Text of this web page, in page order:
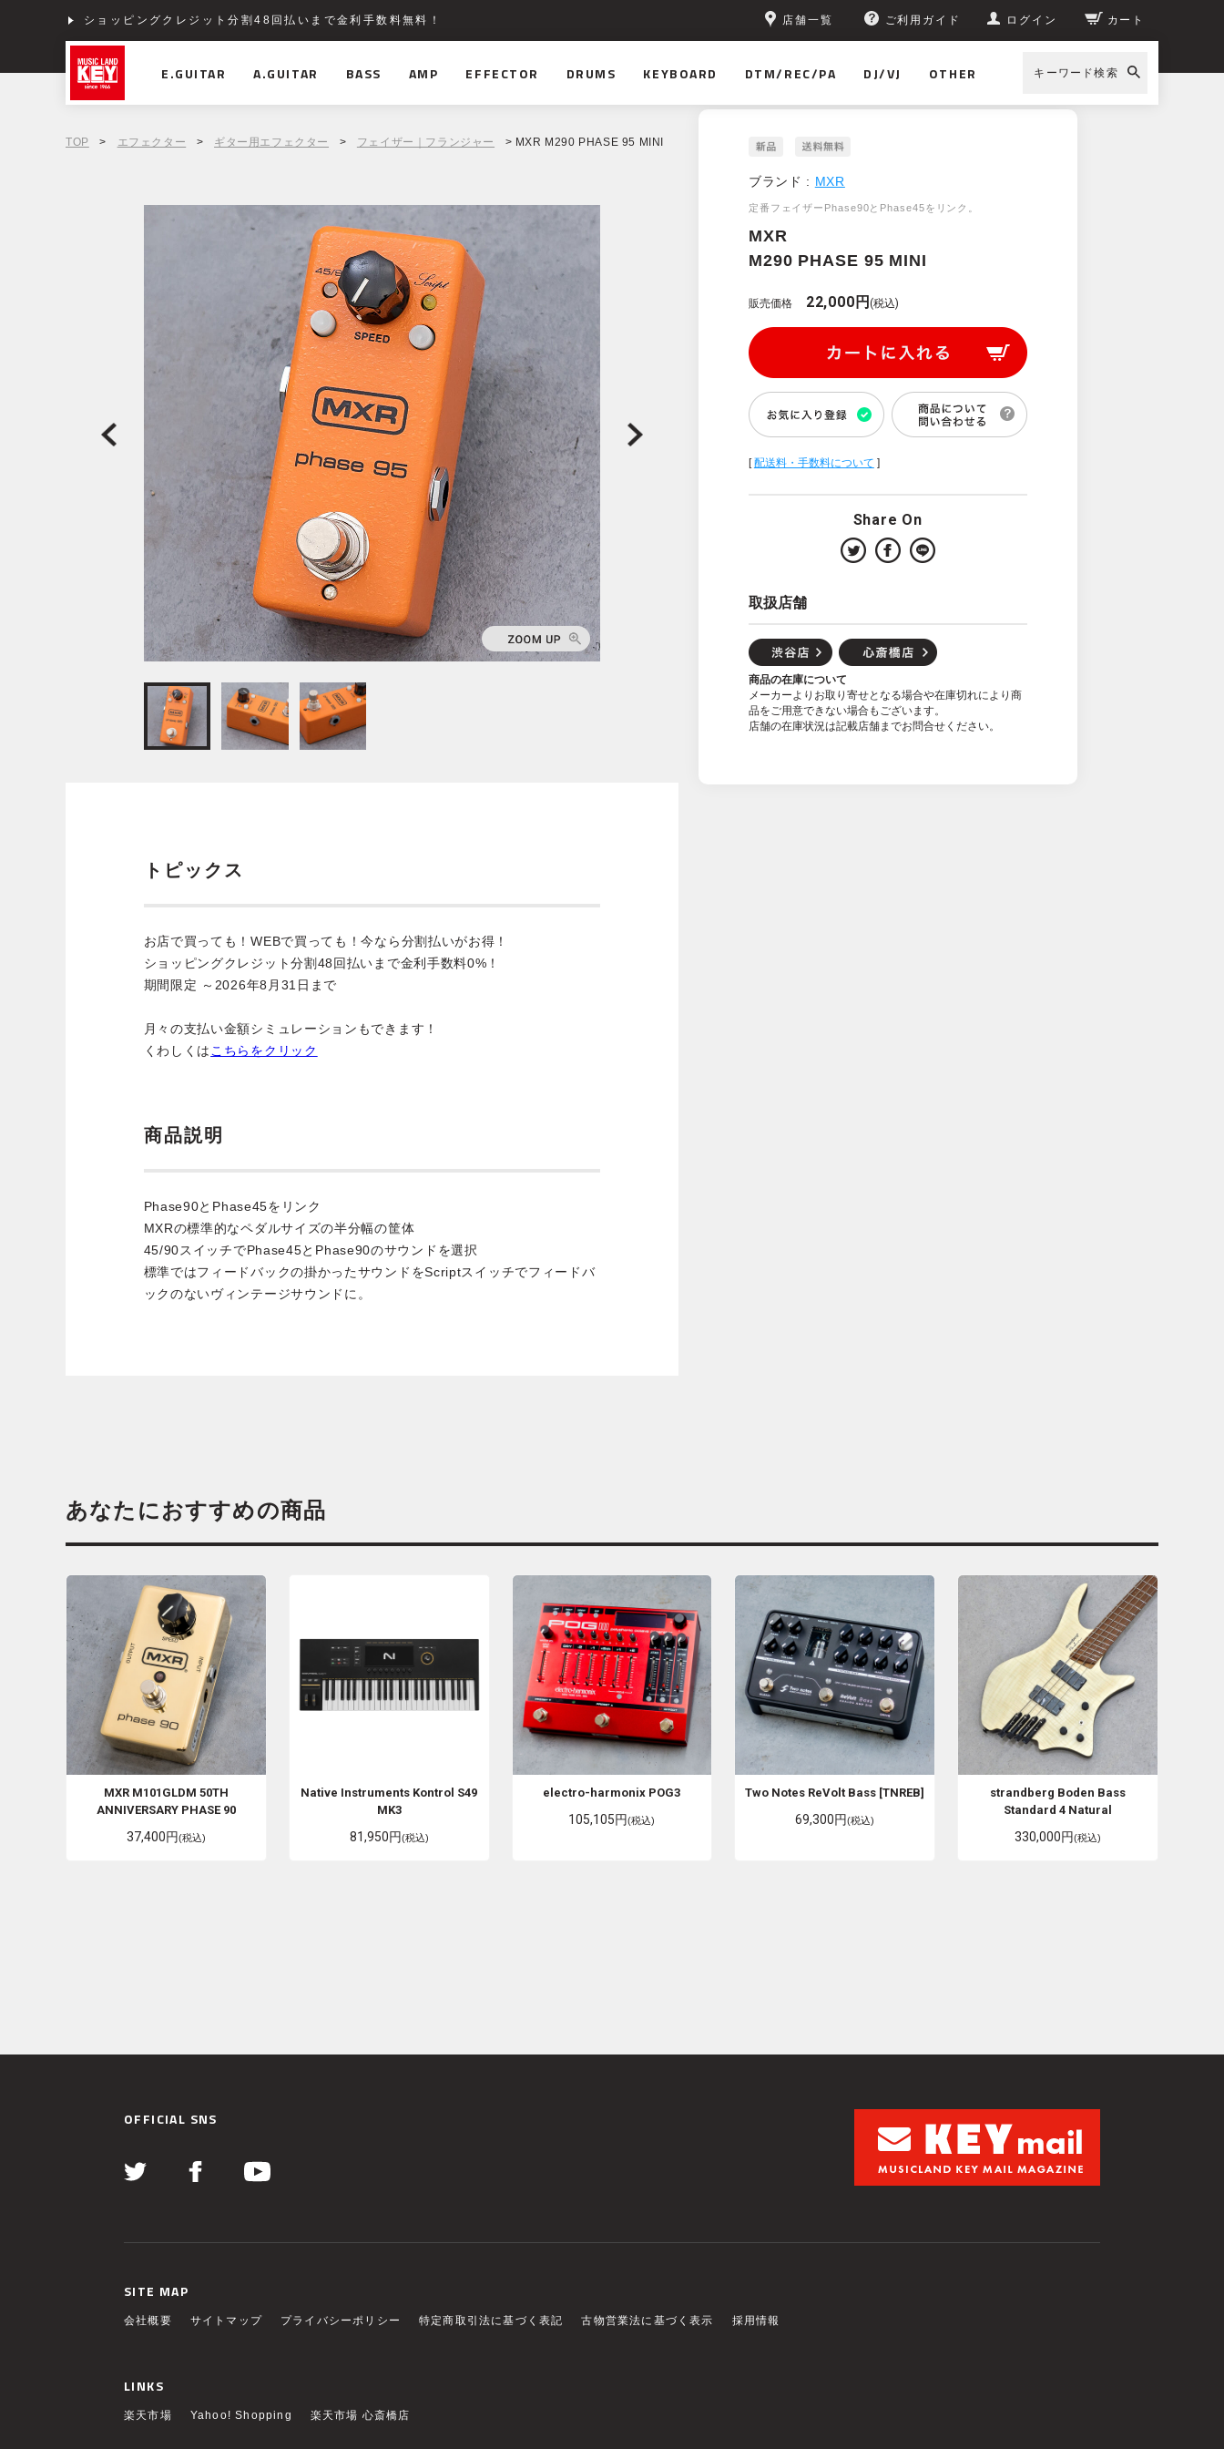
ショッピングクレジット分割48回払いまで金利手数料無料！ 店舗一覧 ご利用ガイド ログイン カート
E.GUITAR A.GUITAR BASS AMP EFFECTOR DRUMS KEYBOARD DTM/REC/PA DJ/VJ OTHER キーワード検索
TOP > エフェクター > ギター用エフェクター > フェイザー｜フランジャー > MXR M290 PHASE 95 MINI
ブランド : MXR
定番フェイザーPhase90とPhase45をリンク。
MXR
M290 PHASE 95 MINI
販売価格 22,000円(税込)
[配送料・手数料について ]
Share On
取扱店舗
商品の在庫について
メーカーよりお取り寄せとなる場合や在庫切れにより商
品をご用意できない場合もございます。
店舗の在庫状況は記載店舗までお問合せください。
トピックス
お店で買っても！WEBで買っても！今なら分割払いがお得！
ショッピングクレジット分割48回払いまで金利手数料0%！
期間限定 ～2026年8月31日まで
月々の支払い金額シミュレーションもできます！
くわしくは こちらをクリック
商品説明
Phase90とPhase45をリンク
MXRの標準的なペダルサイズの半分幅の筐体
45/90スイッチでPhase45とPhase90のサウンドを選択
標準ではフィードバックの掛かったサウンドをScriptスイッチでフィードバ
ックのないヴィンテージサウンドに。
あなたにおすすめの商品
MXR M101GLDM 50TH
ANNIVERSARY PHASE 90
37,400円(税込)
Native Instruments Kontrol S49
MK3
81,950円(税込)
electro-harmonix POG3
105,105円(税込)
Two Notes ReVolt Bass [TNREB]
69,300円(税込)
strandberg Boden Bass
Standard 4 Natural
330,000円(税込)
OFFICIAL SNS
SITE MAP
会社概要 サイトマップ プライバシーポリシー 特定商取引法に基づく表記 古物営業法に基づく表示 採用情報
LINKS
楽天市場 Yahoo! Shopping 楽天市場 心斎橋店